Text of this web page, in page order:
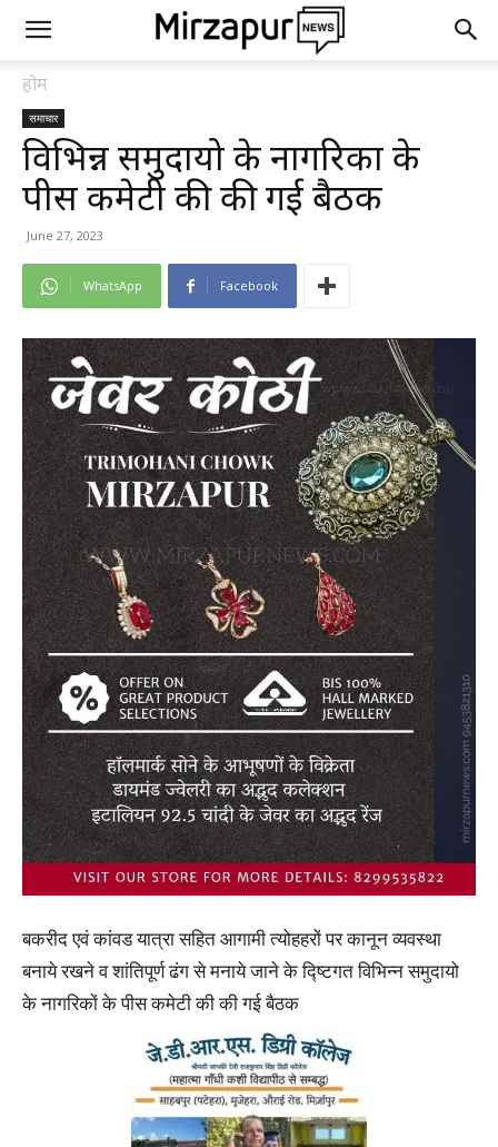
होम
समाचार
विभिन्न समुदायो के नागरिकों के
पीस कमेटी की की गई बैठक
June 27, 2023
WhatsApp Facebook
बकरीद एवं कांवड यात्रा सहित आगामी त्योहहरों पर कानून व्यवस्था
बनाये रखने व शांतिपूर्ण ढंग से मनाये जाने के द्ष्टिगत विभिन्न समुदायो
के नागरिकों के पीस कमेटी की की गई बैठक